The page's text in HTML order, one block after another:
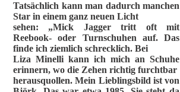
Tatsächlich kann man dadurch manchen
Star in einem ganz neuen Licht
sehen: „Mick Jagger tritt oft mit
Reebook- oder Turnschuhen auf. Das
finde ich ziemlich schrecklich. Bei
Liza Minelli kann ich mich an Schuhe
erinnern, wo die Zehen richtig furchtbar
herausquollen. Mein Lieblingsbild ist von